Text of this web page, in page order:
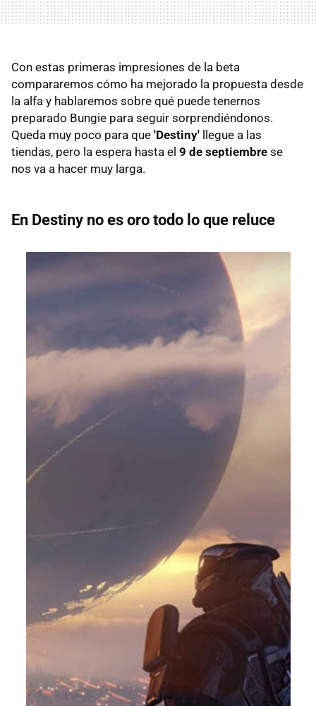
Con estas primeras impresiones de la beta
compararemos cómo ha mejorado la propuesta desde
la alfa y hablaremos sobre qué puede tenernos
preparado Bungie para seguir sorprendiéndonos.
Queda muy poco para que 'Destiny' llegue a las
tiendas, pero la espera hasta el 9 de septiembre se
nos va a hacer muy larga.
En Destiny no es oro todo lo que reluce